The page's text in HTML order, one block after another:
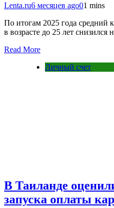
Lenta.ru6 месяцев ago01 mins
По итогам 2025 года средний
в возрасте до 25 лет снизился
Read More
Личный счет
В Таиланде
запуска оплаты